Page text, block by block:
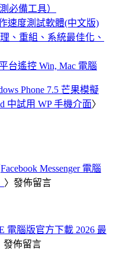
必備工具）
速度測試軟體(中文版)
、重組、系統最佳化、
台遙控 Win, Mac 電腦
Phone 7.5 芒果模擬
中試用 WP 手機介面〉
Facebook Messenger 電腦
〉發佈留言
電腦版官方下載 2026 最
發佈留言